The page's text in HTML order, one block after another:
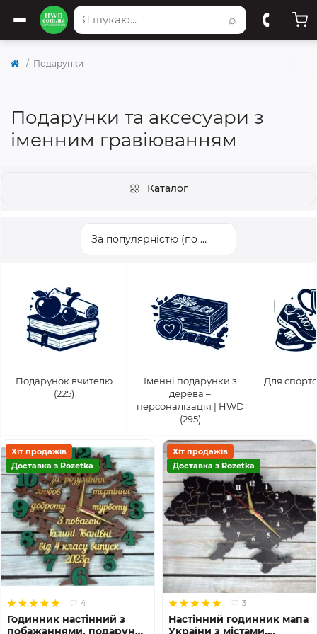
⌕
Подарунки
Подарунки та аксесуари з
іменним гравіюванням
Каталог
Подарунок вчителю
(225)
Іменні подарунки з
дерева –
персоналізація | HWD
(295)
Для
Хіт продажів
Доставка з Rozetka
4
Годинник настінний з
побажаннями, подарунок
Хіт продажів
Доставка з Rozetka
3
Настінний годинник мапа
України з містами,